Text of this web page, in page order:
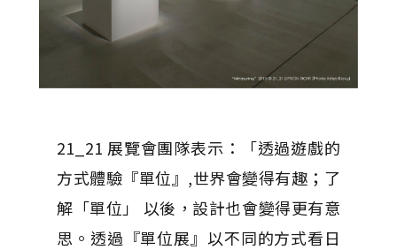
21_21 展覽會團隊表示：「透過遊戲的
方式體驗『單位』,世界會變得有趣；了
解「單位」 以後，設計也會變得更有意
思。透過『單位展』以不同的方式看日